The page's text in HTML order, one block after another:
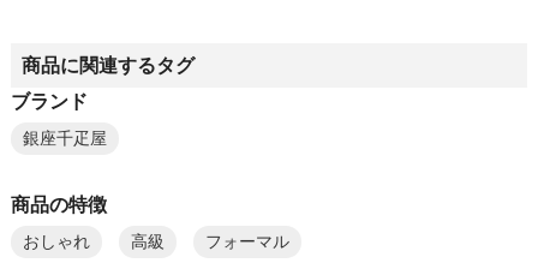
商品に関連するタグ
ブランド
銀座千疋屋
商品の特徴
おしゃれ 高級 フォーマル